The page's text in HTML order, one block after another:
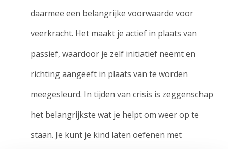
daarmee een belangrijke voorwaarde voor
veerkracht. Het maakt je actief in plaats van
passief, waardoor je zelf initiatief neemt en
richting aangeeft in plaats van te worden
meegesleurd. In tijden van crisis is zeggenschap
het belangrijkste wat je helpt om weer op te
staan. Je kunt je kind laten oefenen met